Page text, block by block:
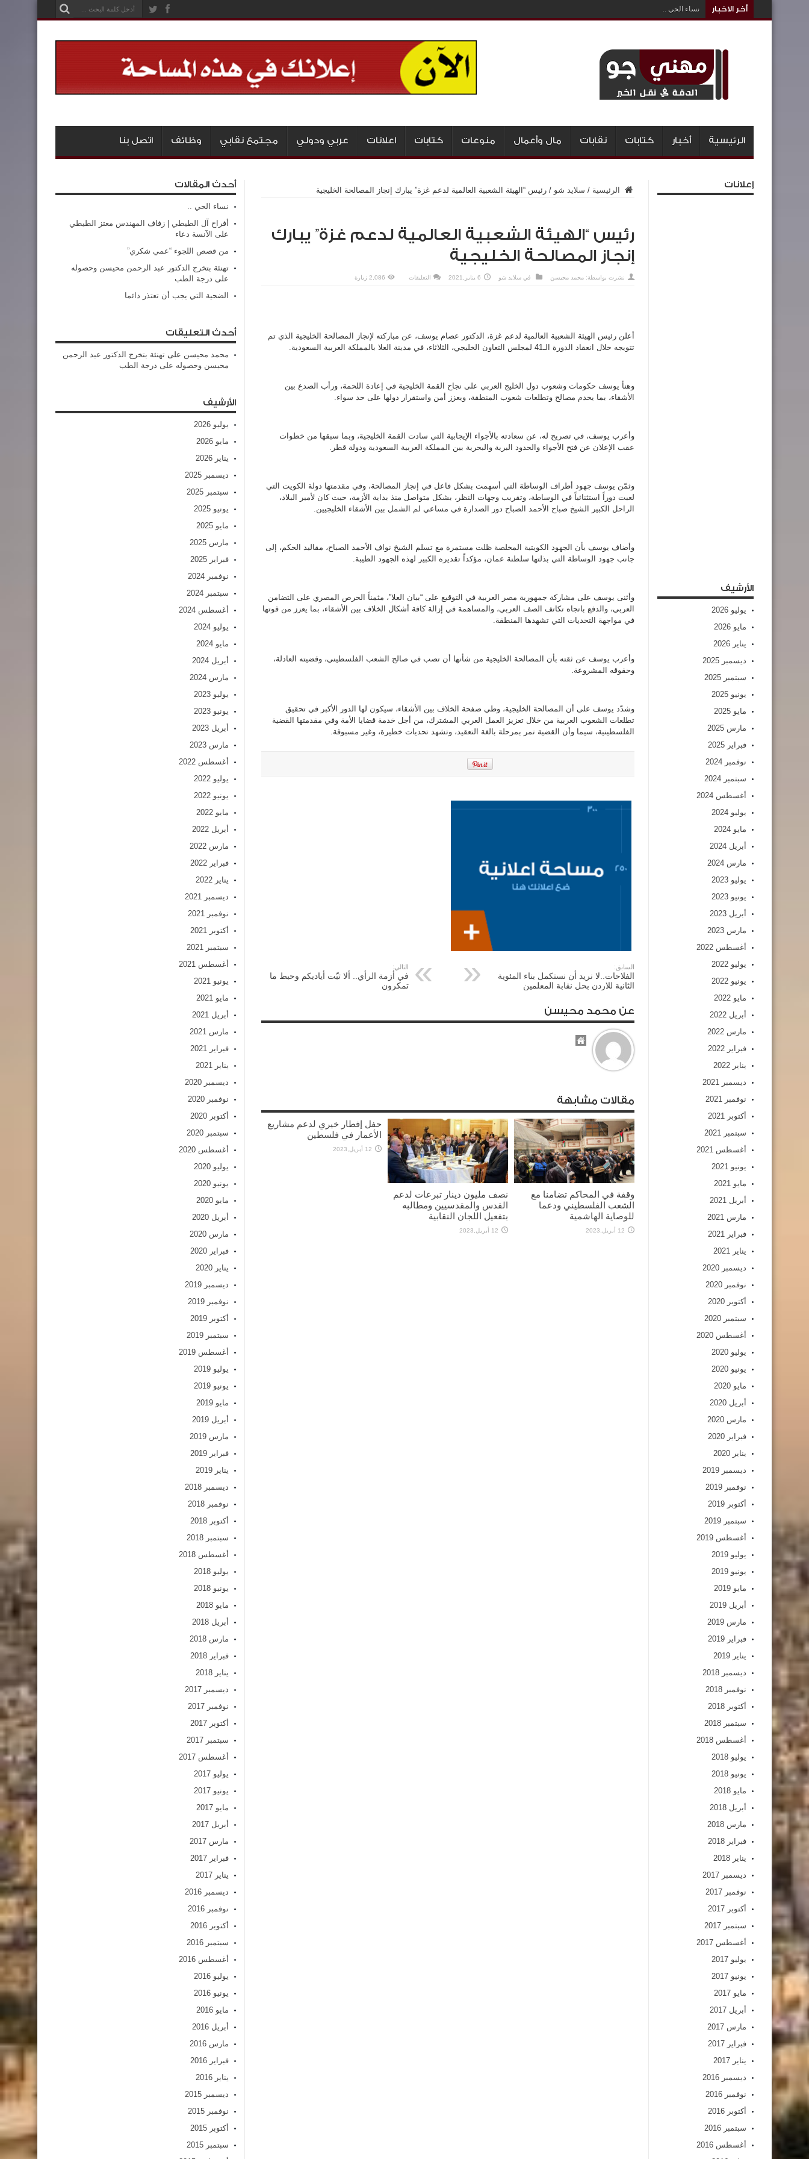
أخر الاخبار نساء الحي ..
الرئيسية أخبار كتابات نقابات مال وأعمال منوعات كتابات اعلانات عربي ودولي مجتمع نقابي وظائف اتصل بنا
الرئيسية / سلايد شو / رئيس “الهيئة الشعبية العالمية لدعم غزة” يبارك إنجاز المصالحة الخليجية
رئيس “الهيئة الشعبية العالمية لدعم غزة” يبارك
إنجاز المصالحة الخليجية
نشرت بواسطة: محمد محيسن في سلايد شو 6 يناير,2021 التعليقات
المصالحة
الخليجية
مغلقة
2,086 زيارة
أعلن رئيس الهيئة الشعبية العالمية لدعم غزة، الدكتور عصام يوسف، عن مباركته لإنجاز المصالحة الخليجية الذي تم
تتويجه خلال انعقاد الدورة الـ41 لمجلس التعاون الخليجي، الثلاثاء، في مدينة العلا بالمملكة العربية السعودية.
وهنأ يوسف حكومات وشعوب دول الخليج العربي على نجاح القمة الخليجية في إعادة اللحمة، ورأب الصدع بين
الأشقاء، بما يخدم مصالح وتطلعات شعوب المنطقة، ويعزز أمن واستقرار دولها على حد سواء.
وأعرب يوسف، في تصريح له، عن سعادته بالأجواء الإيجابية التي سادت القمة الخليجية، وبما سبقها من خطوات
عقب الإعلان عن فتح الأجواء والحدود البرية والبحرية بين المملكة العربية السعودية ودولة قطر.
وثمّن يوسف جهود أطراف الوساطة التي أسهمت بشكل فاعل في إنجاز المصالحة، وفي مقدمتها دولة الكويت التي
لعبت دوراً استثنائياً في الوساطة، وتقريب وجهات النظر، بشكل متواصل منذ بداية الأزمة، حيث كان لأمير البلاد،
الراحل الكبير الشيخ صباح الأحمد الصباح دور الصدارة في مساعي لم الشمل بين الأشقاء الخليجيين.
وأضاف يوسف بأن الجهود الكويتية المخلصة ظلت مستمرة مع تسلم الشيخ نواف الأحمد الصباح، مقاليد الحكم، إلى
جانب جهود الوساطة التي بذلتها سلطنة عمان، مؤكداً تقديره الكبير لهذه الجهود الطيبة.
وأثنى يوسف على مشاركة جمهورية مصر العربية في التوقيع على “بيان العلا”، مثمناً الحرص المصري على التضامن
العربي، والدفع باتجاه تكاتف الصف العربي، والمساهمة في إزالة كافة أشكال الخلاف بين الأشقاء، بما يعزز من قوتها
في مواجهة التحديات التي تشهدها المنطقة.
وأعرب يوسف عن ثقته بأن المصالحة الخليجية من شأنها أن تصب في صالح الشعب الفلسطيني، وقضيته العادلة،
وحقوقه المشروعة.
وشدّد يوسف على أن المصالحة الخليجية، وطي صفحة الخلاف بين الأشقاء، سيكون لها الدور الأكبر في تحقيق
تطلعات الشعوب العربية من خلال تعزيز العمل العربي المشترك، من أجل خدمة قضايا الأمة وفي مقدمتها القضية
الفلسطينية، سيما وأن القضية تمر بمرحلة بالغة التعقيد، وتشهد تحديات خطيرة، وغير مسبوقة.
السابق:
الفلاحات..لا نريد أن نستكمل بناء المئوية
الثانية للاردن بحل نقابة المعلمين
التالي:
في أزمة الرأي.. ألا تبّت أياديكم وحبط ما
تمكرون
عن محمد محيسن
مقالات مشابهة
وقفة في المحاكم تضامنا مع
الشعب الفلسطيني ودعما
للوصاية الهاشمية
12 أبريل,2023
نصف مليون دينار تبرعات لدعم
القدس والمقدسيين ومطالبه
بتفعيل اللجان النقابية
12 أبريل,2023
حفل إفطار خيري لدعم مشاريع
الأعمار في فلسطين
12 أبريل,2023
إعلانات
الأرشيف
يوليو 2026
مايو 2026
يناير 2026
ديسمبر 2025
سبتمبر 2025
يونيو 2025
مايو 2025
مارس 2025
فبراير 2025
نوفمبر 2024
سبتمبر 2024
أغسطس 2024
يوليو 2024
مايو 2024
أبريل 2024
مارس 2024
يوليو 2023
يونيو 2023
أبريل 2023
مارس 2023
أغسطس 2022
يوليو 2022
يونيو 2022
مايو 2022
أبريل 2022
مارس 2022
فبراير 2022
يناير 2022
ديسمبر 2021
نوفمبر 2021
أكتوبر 2021
سبتمبر 2021
أغسطس 2021
يونيو 2021
مايو 2021
أبريل 2021
مارس 2021
فبراير 2021
يناير 2021
ديسمبر 2020
نوفمبر 2020
أكتوبر 2020
سبتمبر 2020
أغسطس 2020
يوليو 2020
يونيو 2020
مايو 2020
أبريل 2020
مارس 2020
فبراير 2020
يناير 2020
ديسمبر 2019
نوفمبر 2019
أكتوبر 2019
سبتمبر 2019
أغسطس 2019
يوليو 2019
يونيو 2019
مايو 2019
أبريل 2019
مارس 2019
فبراير 2019
يناير 2019
ديسمبر 2018
نوفمبر 2018
أكتوبر 2018
سبتمبر 2018
أغسطس 2018
يوليو 2018
يونيو 2018
مايو 2018
أبريل 2018
مارس 2018
فبراير 2018
يناير 2018
ديسمبر 2017
نوفمبر 2017
أكتوبر 2017
سبتمبر 2017
أغسطس 2017
يوليو 2017
يونيو 2017
مايو 2017
أبريل 2017
مارس 2017
فبراير 2017
يناير 2017
ديسمبر 2016
نوفمبر 2016
أكتوبر 2016
سبتمبر 2016
أغسطس 2016
أحدث المقالات
نساء الحي ..
أفراح آل الطيطي | زفاف المهندس معتز الطيطي
على الآنسة دعاء
من قصص اللجوء “عمي شكري”
تهنئة بتخرج الدكتور عبد الرحمن محيسن وحصوله
على درجة الطب
الضحية التي يجب أن تعتذر دائما
أحدث التعليقات
محمد محيسن على تهنئة بتخرج الدكتور عبد الرحمن
محيسن وحصوله على درجة الطب
الأرشيف
يوليو 2026
مايو 2026
يناير 2026
ديسمبر 2025
سبتمبر 2025
يونيو 2025
مايو 2025
مارس 2025
فبراير 2025
نوفمبر 2024
سبتمبر 2024
أغسطس 2024
يوليو 2024
مايو 2024
أبريل 2024
مارس 2024
يوليو 2023
يونيو 2023
أبريل 2023
مارس 2023
أغسطس 2022
يوليو 2022
يونيو 2022
مايو 2022
أبريل 2022
مارس 2022
فبراير 2022
يناير 2022
ديسمبر 2021
نوفمبر 2021
أكتوبر 2021
سبتمبر 2021
أغسطس 2021
يونيو 2021
مايو 2021
أبريل 2021
مارس 2021
فبراير 2021
يناير 2021
ديسمبر 2020
نوفمبر 2020
أكتوبر 2020
سبتمبر 2020
أغسطس 2020
يوليو 2020
يونيو 2020
مايو 2020
أبريل 2020
مارس 2020
فبراير 2020
يناير 2020
ديسمبر 2019
نوفمبر 2019
أكتوبر 2019
سبتمبر 2019
أغسطس 2019
يوليو 2019
يونيو 2019
مايو 2019
أبريل 2019
مارس 2019
فبراير 2019
يناير 2019
ديسمبر 2018
نوفمبر 2018
أكتوبر 2018
سبتمبر 2018
أغسطس 2018
يوليو 2018
يونيو 2018
مايو 2018
أبريل 2018
مارس 2018
فبراير 2018
يناير 2018
ديسمبر 2017
نوفمبر 2017
أكتوبر 2017
سبتمبر 2017
أغسطس 2017
يوليو 2017
يونيو 2017
مايو 2017
أبريل 2017
مارس 2017
فبراير 2017
يناير 2017
ديسمبر 2016
نوفمبر 2016
أكتوبر 2016
سبتمبر 2016
أغسطس 2016
يوليو 2016
يونيو 2016
مايو 2016
أبريل 2016
مارس 2016
فبراير 2016
يناير 2016
ديسمبر 2015
نوفمبر 2015
أكتوبر 2015
سبتمبر 2015